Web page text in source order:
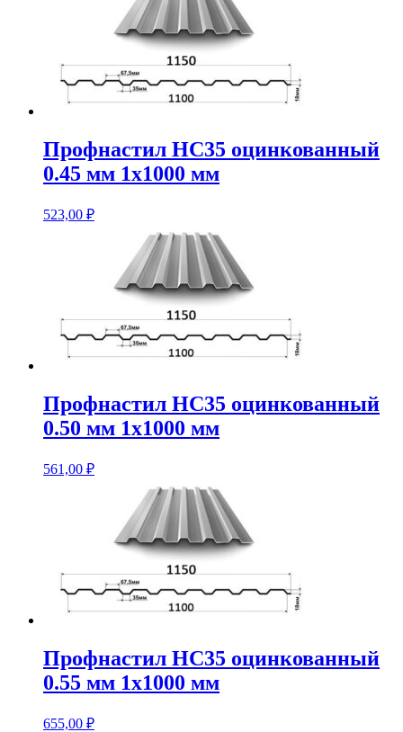
Профнастил НС35 оцинкованный
0.45 мм 1х1000 мм
523,00 ₽
Профнастил НС35 оцинкованный
0.50 мм 1х1000 мм
561,00 ₽
Профнастил НС35 оцинкованный
0.55 мм 1х1000 мм
655,00 ₽